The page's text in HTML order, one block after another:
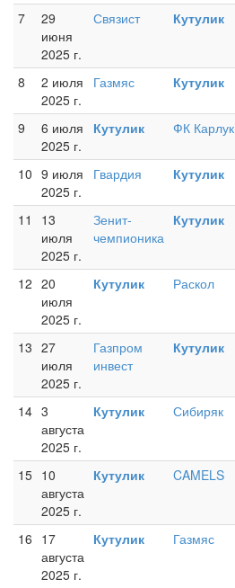
7
29
июня
2025 г.
Связист Кутулик
8
2 июля
2025 г.
Газмяс Кутулик
9
6 июля
2025 г.
Кутулик ФК Карлук
10 9 июля
2025 г.
Гвардия Кутулик
11
13
июля
2025 г.
Зенит-
чемпионика
Кутулик
12 20
июля
2025 г.
Кутулик Раскол
13 27
июля
2025 г.
Газпром
инвест
Кутулик
14 3
августа
2025 г.
Кутулик Сибиряк
15 10
августа
2025 г.
Кутулик CAMELS
16 17
августа
2025 г.
Кутулик Газмяс